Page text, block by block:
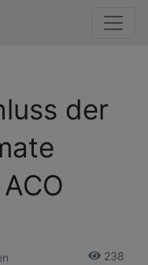
der
238